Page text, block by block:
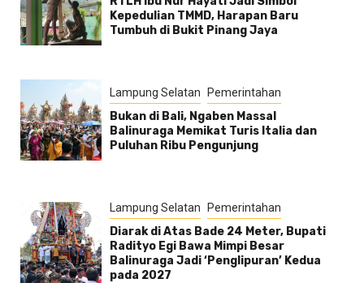
Kepedulian TMMD, Harapan Baru
Tumbuh di Bukit Pinang Jaya
Lampung Selatan Pemerintahan
Bukan di Bali, Ngaben Massal
Balinuraga Memikat Turis Italia dan
Puluhan Ribu Pengunjung
Lampung Selatan Pemerintahan
Diarak di Atas Bade 24 Meter, Bupati
Radityo Egi Bawa Mimpi Besar
Balinuraga Jadi ‘Penglipuran’ Kedua
pada 2027